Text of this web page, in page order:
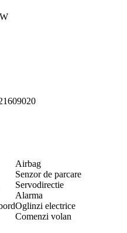
Airbag
Senzor de parcare
Servodirectie
Alarma
Oglinzi electrice
Comenzi volan